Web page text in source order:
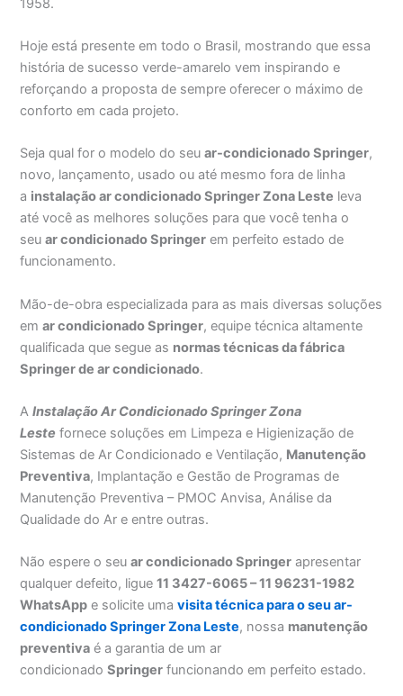
1958.
Hoje está presente em todo o Brasil, mostrando que essa
história de sucesso verde-amarelo vem inspirando e
reforçando a proposta de sempre oferecer o máximo de
conforto em cada projeto.
Seja qual for o modelo do seuar-condicionado Springer,
novo, lançamento, usado ou até mesmo fora de linha
a instalação ar condicionado Springer Zona Leste leva
até você as melhores soluções para que você tenha o
seuar condicionado Springer em perfeito estado de
funcionamento.
Mão-de-obra especializada para as mais diversas soluções
emar condicionado Springer, equipe técnica altamente
qualificada que segue as normas técnicas da fábrica
Springer de ar condicionado.
AInstalação Ar Condicionado Springer Zona
Leste fornece soluções em Limpeza e Higienização de
Sistemas de Ar Condicionado e Ventilação, Manutenção
Preventiva, Implantação e Gestão de Programas de
Manutenção Preventiva – PMOC Anvisa, Análise da
Qualidade do Ar e entre outras.
Não espere o seuar condicionado Springer apresentar
qualquer defeito, ligue11 3427-6065 – 11 96231-1982
WhatsApp e solicite umavisita técnica para o seu ar-
condicionado Springer Zona Leste, nossa manutenção
preventiva é a garantia de um ar
condicionadoSpringer funcionando em perfeito estado.